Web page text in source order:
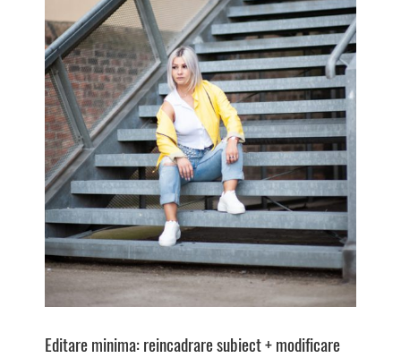
Editare minima: reincadrare subiect + modificare